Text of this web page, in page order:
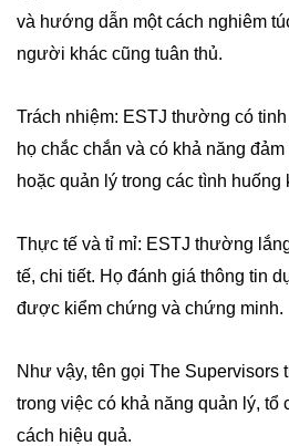
và hướng dẫn một cách nghiêm
người khác cũng tuân thủ.
Trách nhiệm: ESTJ thường có
họ chắc chắn và có khả năng
hoặc quản lý trong các tình huống
Thực tế và tỉ mỉ: ESTJ thường
tế, chi tiết. Họ đánh giá thông tin
được kiểm chứng và chứng minh.
Như vậy, tên gọi The Supervisors
trong việc có khả năng quản lý, tổ
cách hiệu quả.